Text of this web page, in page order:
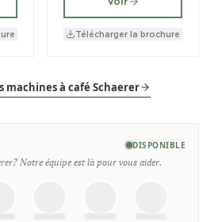
Télécharger la brochure
machines à café Schaerer
DISPONIBLE
Notre équipe est là pour vous aider.